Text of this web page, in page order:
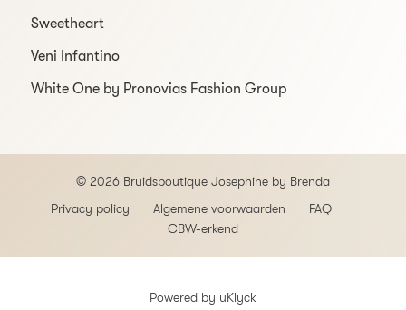
Sweetheart
Veni Infantino
White One by Pronovias Fashion Group
© 2026 Bruidsboutique Josephine by Brenda
Privacy policy
Algemene voorwaarden
FAQ
CBW-erkend
Powered by uKlyck